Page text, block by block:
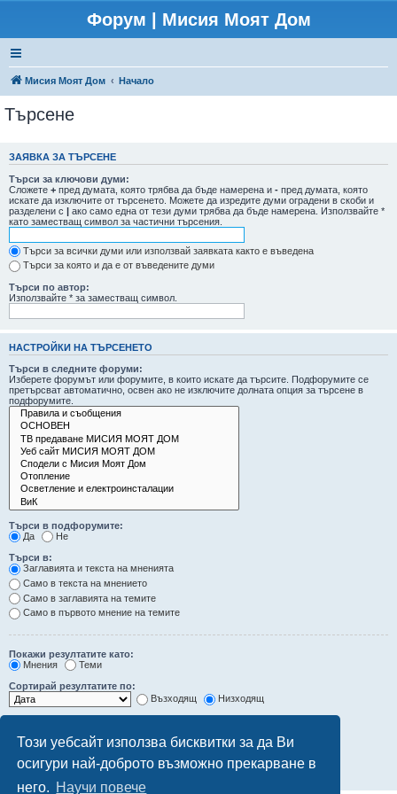
Този уебсайт използва бисквитки за да Ви
осигури най-доброто възможно прекарване в
него. Научи повече
Форум | Мисия Моят Дом
Мисия Моят Дом Начало
Търсене
ЗАЯВКА ЗА ТЪРСЕНЕ
Търси за ключови думи:
Сложете + пред думата, която трябва да бъде намерена и - пред думата, която
искате да изключите от търсенето. Можете да изредите думи оградени в скоби и
разделени с | ако само една от тези думи трябва да бъде намерена. Използвайте *
като заместващ символ за частични търсения.
Търси за всички думи или използвай заявката както е въведена
Търси за която и да е от въведените думи
Търси по автор:
Използвайте * за заместващ символ.
НАСТРОЙКИ НА ТЪРСЕНЕТО
Търси в следните форуми:
Изберете форумът или форумите, в които искате да търсите. Подфорумите се
претърсват автоматично, освен ако не изключите долната опция за търсене в
подфорумите.
Търси в подфорумите:
Да
Не
Търси в:
Заглавията и текста на мненията
Само в текста на мнението
Само в заглавията на темите
Само в първото мнение на темите
Покажи резултатите като:
Мнения
Теми
Сортирай резултатите по:
Възходящ
Низходящ
Покажи първите:
символа от мненията